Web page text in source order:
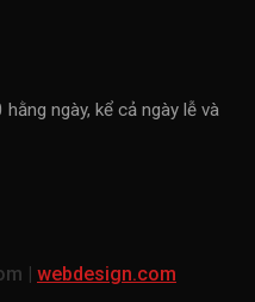
ngày, kể cả ngày lễ và
| webdesign.com